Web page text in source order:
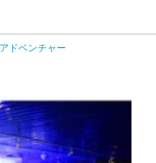
ドベンチャー